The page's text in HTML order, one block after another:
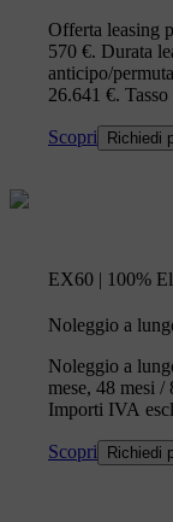
Offerta leasing
570 €. Durata
anticipo/
26.641 €.
Scopri
Richiedi
EX60 | 100%
Noleggio a
Noleggio a
mese, 48 mesi
Importi IVA
Scopri Richiedi